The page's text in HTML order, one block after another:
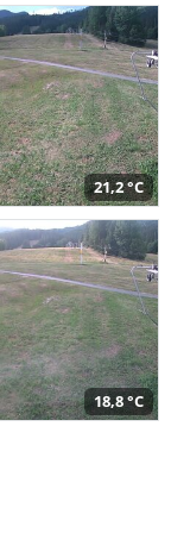
21,2 °C
18,8 °C